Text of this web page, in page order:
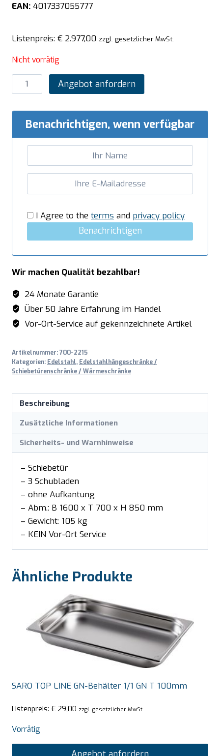
EAN: 4017337055777
Listenpreis: € 2.977,00 zzgl. gesetzlicher MwSt.
Nicht vorrätig
SARO
Schiebetürenschrank
1600X700mm
Angebot anfordern
Benachrichtigen, wenn verfügbar
I Agree to the terms and privacy policy
Benachrichtigen
Wir machen Qualität bezahlbar!
24 Monate Garantie
Über 50 Jahre Erfahrung im Handel
Vor-Ort-Service auf gekennzeichnete Artikel
Artikelnummer:700-2215
Kategorien: Edelstahl, Edelstahlhängeschränke /
Schiebetürenschränke / Wärmeschränke
Beschreibung
Zusätzliche Informationen
Sicherheits- und Warnhinweise
– Schiebetür
– 3 Schubladen
– ohne Aufkantung
– Abm.: B 1600 x T 700 x H 850 mm
– Gewicht: 105 kg
– KEIN Vor-Ort Service
Ähnliche Produkte
SARO TOP LINE GN-Behälter 1/1 GN T 100mm
Listenpreis: € 29,00 zzgl. gesetzlicher MwSt.
Vorrätig